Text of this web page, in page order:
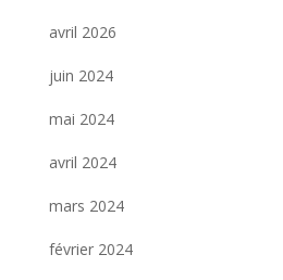
avril 2026
juin 2024
mai 2024
avril 2024
mars 2024
février 2024